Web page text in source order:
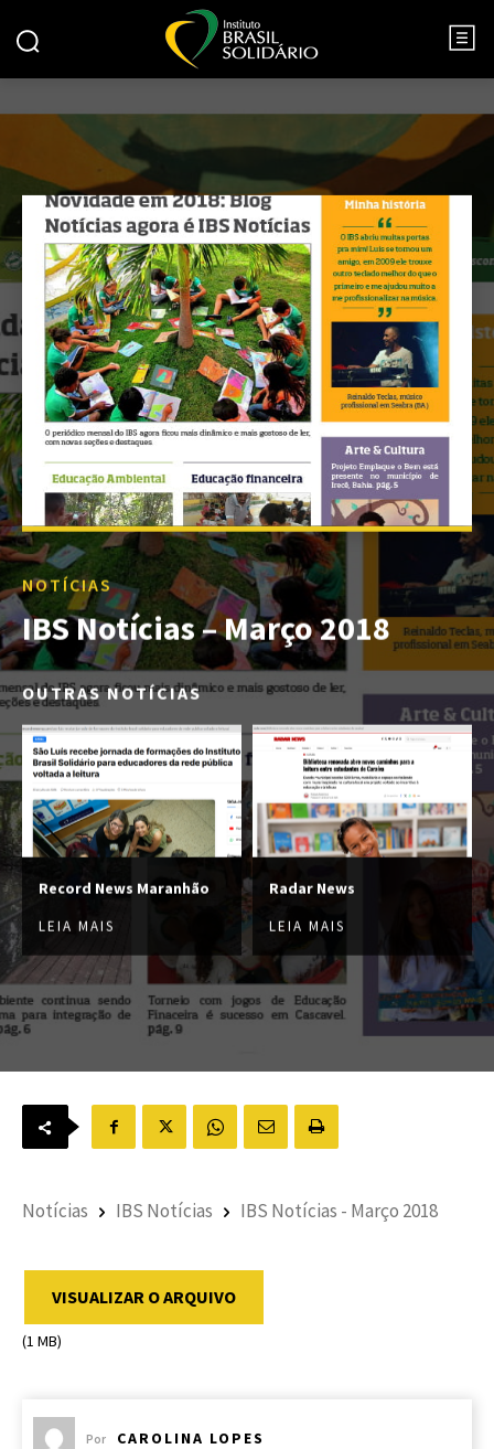
NOTÍCIAS
IBS Notícias – Março 2018
OUTRAS NOTÍCIAS
Record News Maranhão
LEIA MAIS
Radar News
LEIA MAIS
Notícias IBS Notícias IBS Notícias - Março 2018
VISUALIZAR O ARQUIVO
(1 MB)
Por CAROLINA LOPES